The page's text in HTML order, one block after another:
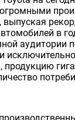
огромными
в
аудитории
продукцию